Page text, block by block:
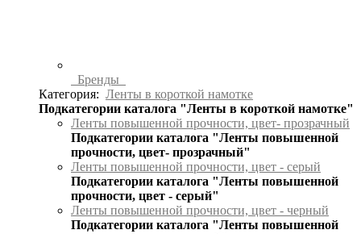
Бренды
Категория: Ленты в короткой намотке
Подкатегории каталога "Ленты в короткой намотке"
Ленты повышенной прочности, цвет- прозрачный
Подкатегории каталога "Ленты повышенной
прочности, цвет- прозрачный"
Ленты повышенной прочности, цвет - серый
Подкатегории каталога "Ленты повышенной
прочности, цвет - серый"
Ленты повышенной прочности, цвет - черный
Подкатегории каталога "Ленты повышенной